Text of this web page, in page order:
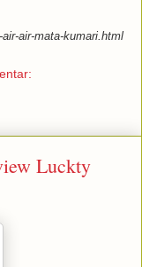
air-mata-kumari.html
Luckty